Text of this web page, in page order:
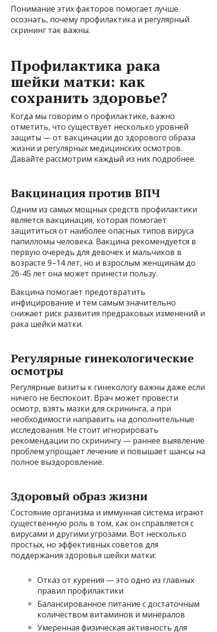
Понимание этих факторов помогает лучше
осознать, почему профилактика и регулярный
скрининг так важны.
Профилактика рака
шейки матки: как
сохранить здоровье?
Когда мы говорим о профилактике, важно
отметить, что существует несколько уровней
защиты — от вакцинации до здорового образа
жизни и регулярных медицинских осмотров.
Давайте рассмотрим каждый из них подробнее.
Вакцинация против ВПЧ
Одним из самых мощных средств профилактики
является вакцинация, которая помогает
защититься от наиболее опасных типов вируса
папилломы человека. Вакцина рекомендуется в
первую очередь для девочек и мальчиков в
возрасте 9–14 лет, но и взрослым женщинам до
26-45 лет она может принести пользу.
Вакцина помогает предотвратить
инфицирование и тем самым значительно
снижает риск развития предраковых изменений и
рака шейки матки.
Регулярные гинекологические
осмотры
Регулярные визиты к гинекологу важны даже если
ничего не беспокоит. Врач может провести
осмотр, взять мазки для скрининга, а при
необходимости направить на дополнительные
исследования. Не стоит игнорировать
рекомендации по скринингу — раннее выявление
проблем упрощает лечение и повышает шансы на
полное выздоровление.
Здоровый образ жизни
Состояние организма и иммунная система играют
существенную роль в том, как он справляется с
вирусами и другими угрозами. Вот несколько
простых, но эффективных советов для
поддержания здоровья шейки матки:
Отказ от курения — это одно из главных
правил профилактики
Балансированное питание с достаточным
количеством витаминов и минералов
Умеренная физическая активность для